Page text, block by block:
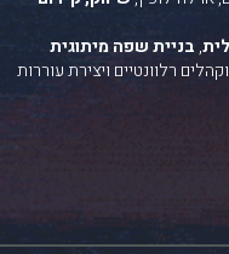
,בניית שפה מיתוגית
רלוונטיים ויצירת עוררות